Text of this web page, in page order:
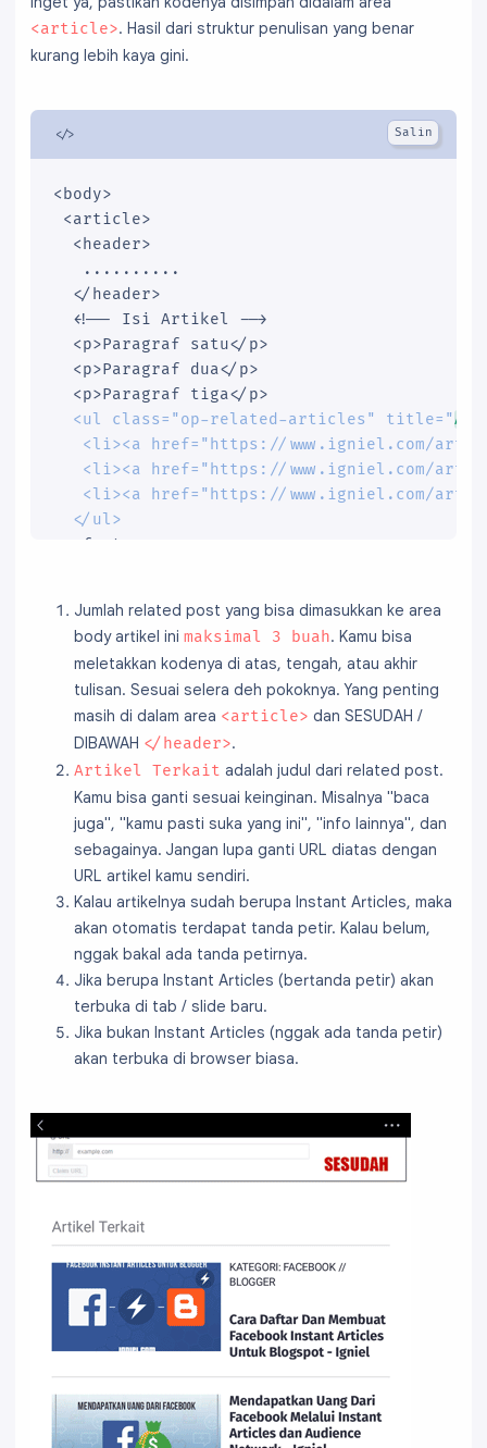
<article>. Hasil dari struktur penulisan yang benar
kurang lebih kaya gini.
<body>
<article>
  <header>
   ..........
  </header>
  <!-- Isi Artikel -->
  <p>Paragraf satu</p>
  <p>Paragraf dua</p>
  <p>Paragraf tiga</p>
<ul class="op-related-articles" title="
<li><a href="https://www.igniel.com/
<li><a href="https://www.igniel.com/
<li><a href="https://www.igniel.com/
  </ul>
  <footer>
</article>
</body>
Jumlah related post yang bisa dimasukkan ke area
body artikel ini maksimal 3 buah. Kamu bisa
meletakkan kodenya di atas, tengah, atau akhir
tulisan. Sesuai selera deh pokoknya. Yang penting
masih di dalam area <article> dan SESUDAH /
DIBAWAH </header>.
Artikel Terkait adalah judul dari related post.
Kamu bisa ganti sesuai keinginan. Misalnya "baca
juga", "kamu pasti suka yang ini", "info lainnya", dan
sebagainya. Jangan lupa ganti URL diatas dengan
URL artikel kamu sendiri.
Kalau artikelnya sudah berupa Instant Articles, maka
akan otomatis terdapat tanda petir. Kalau belum,
nggak bakal ada tanda petirnya.
Jika berupa Instant Articles (bertanda petir) akan
terbuka di tab / slide baru.
Jika bukan Instant Articles (nggak ada tanda petir)
akan terbuka di browser biasa.